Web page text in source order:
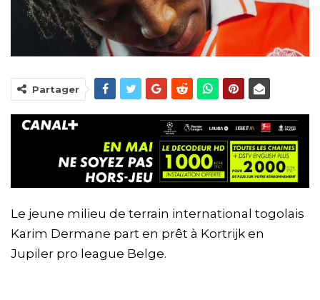
Partager
Le jeune milieu de terrain international togolais
Karim Dermane part en prêt à Kortrijk en
Jupiler pro league Belge.